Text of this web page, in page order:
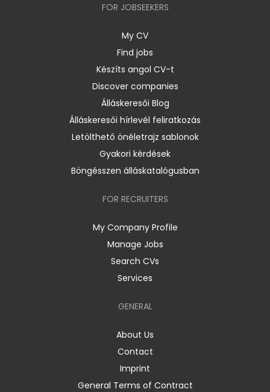
FOR JOBSEEKERS
My CV
Find jobs
Készíts angol CV-t
Discover companies
Álláskeresői Blog
Álláskeresői hírlevél feliratkozás
Letölthető önéletrajz sablonok
Gyakori kérdések
Böngésszen álláskatalógusban
FOR RECRUITERS
My Company Profile
Manage Jobs
Search CVs
Services
GENERAL
About Us
Contact
Imprint
General Terms of Contract